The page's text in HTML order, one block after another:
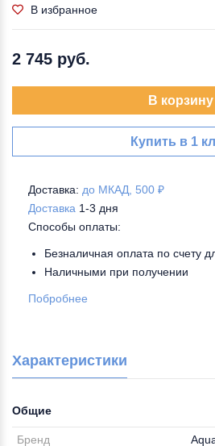
В избранное
2 745 руб.
В корзину
Купить в 1
Доставка: до МКАД, 500 ₽
Доставка 1-3 дня
Способы оплаты:
Безналичная оплата по счету
Наличными при получении
Побробнее
Характеристики
Общие
Бренд